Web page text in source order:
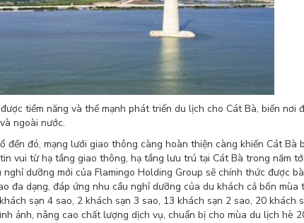
tiềm năng và thế mạnh phát triển du lịch cho Cát Bà, biến nơi
ngoài nước.
đến đó, mạng lưới giao thông càng hoàn thiện càng khiến Cát Bà
vui từ hạ tầng giao thông, hạ tầng lưu trú tại Cát Bà trong năm tới
dưỡng mới của Flamingo Holding Group sẽ chính thức được
đa dạng, đáp ứng nhu cầu nghỉ dưỡng của du khách cả bốn mùa
sạn 4 sao, 2 khách sạn 3 sao, 13 khách sạn 2 sao, 20 khách
ảnh, nâng cao chất lượng dịch vụ, chuẩn bị cho mùa du lịch hè